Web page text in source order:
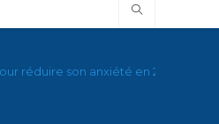
réduire son anxiété en 23